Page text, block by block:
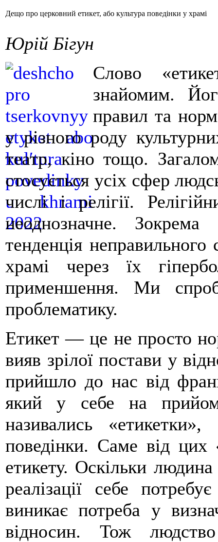
Дещо про церковний етикет, або культура поведінки у храмі
Юрій Бігун
Cлово
знайомим.
правил та
у різного роду
театр, кіно тощо.
стосується усіх сфер
числі і релігії.
неоднозначне.
тенденція
храмі через їх
применшення. Ми
проблематику.
Етикет — це не просто
вияв зрілої постави у
прийшло до нас від
який у себе на
називались
поведінки. Саме від цих
етикету. Оскільки
реалізації себе
виникає потреба у
відносин. Тож